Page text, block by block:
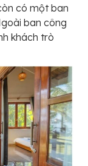
có một ban
ban công
khách trò